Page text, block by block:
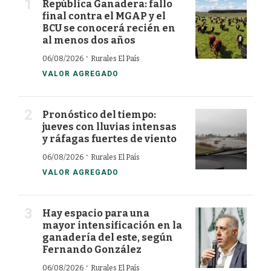
República Ganadera: fallo
final contra el MGAP y el
BCU se conocerá recién en
al menos dos años
06/08/2026 · Rurales El País
VALOR AGREGADO
Pronóstico del tiempo:
jueves con lluvias intensas
y ráfagas fuertes de viento
06/08/2026 · Rurales El País
VALOR AGREGADO
Hay espacio para una
mayor intensificación en la
ganadería del este, según
Fernando González
06/08/2026 · Rurales El País